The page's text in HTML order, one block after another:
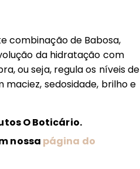
combinação de Babosa,
da hidratação com
ou seja, regula os níveis de
sedosidade, brilho e
O Boticário.
nossa página do